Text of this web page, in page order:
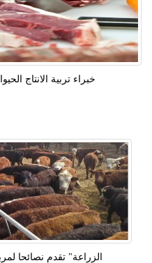
خبراء تربية الانتاج
الزراعة" تقدم نصائحا